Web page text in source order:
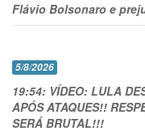
Flávio Bolsonaro e
5/8/2026
19:54: VÍDEO: LULA
APÓS ATAQUES!!
SERÁ BRUTAL!!!